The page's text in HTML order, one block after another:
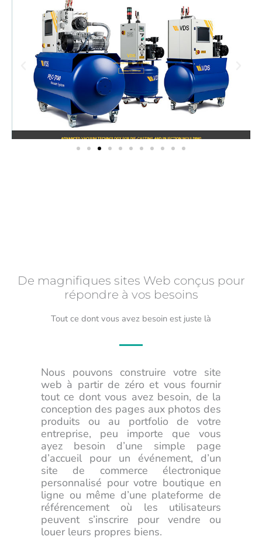
De magnifiques sites Web conçus pour
répondre à vos besoins
Tout ce dont vous avez besoin est juste là
Nous pouvons construire votre site
web à partir de zéro et vous fournir
tout ce dont vous avez besoin, de la
conception des pages aux photos des
produits ou au portfolio de votre
entreprise, peu importe que vous
ayez besoin d’une simple page
d’accueil pour un événement, d’un
site de commerce électronique
personnalisé pour votre boutique en
ligne ou même d’une plateforme de
référencement où les utilisateurs
peuvent s’inscrire pour vendre ou
louer leurs propres biens.